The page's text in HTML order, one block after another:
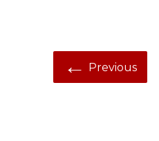
← Previous